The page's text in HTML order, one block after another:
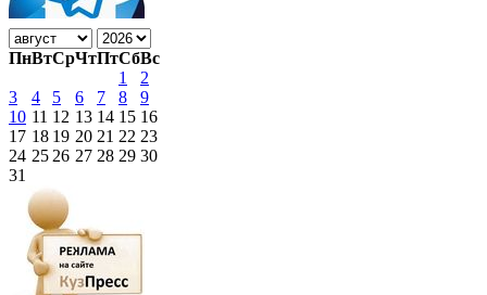
ПнВтСрЧтПтСбВс
1
2
3
4 5 6 7 8
9
10 11 12 13 14 15 16
17 18 19 20 21 22 23
24 25 26 27 28 29 30
31